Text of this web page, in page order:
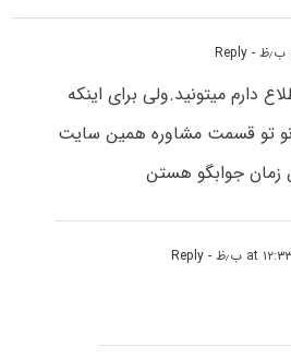
- Reply
دارم میتونید.ولی برای اینکه
تو قسمت مشاوره همین سایت
زمان جوابگو هستن
- Reply